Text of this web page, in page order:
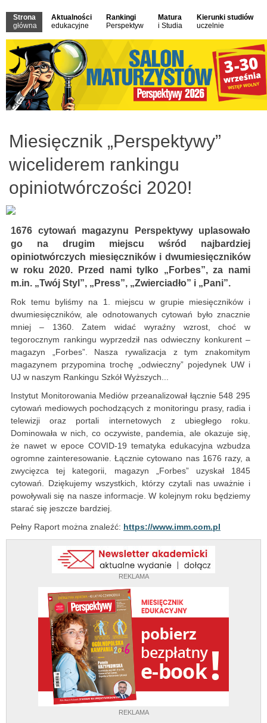
Strona
główna
Aktualności
edukacyjne
Rankingi
Perspektyw
Matura
i Studia
Kierunki studiów
uczelnie
REKLAMA
REKLAMA
Miesięcznik „Perspektywy”
wiceliderem rankingu
opiniotwórczości 2020!
1676 cytowań magazynu Perspektywy uplasowało
go na drugim miejscu wśród najbardziej
opiniotwórczych miesięczników i dwumiesięczników
w roku 2020. Przed nami tylko „Forbes”, za nami
m.in. „Twój Styl”, „Press”, „Zwierciadło” i „Pani”.
Rok temu byliśmy na 1. miejscu w grupie miesięczników i
dwumiesięczników, ale odnotowanych cytowań było znacznie
mniej – 1360. Zatem widać wyraźny wzrost, choć w
tegorocznym rankingu wyprzedził nas odwieczny konkurent –
magazyn „Forbes”. Nasza rywalizacja z tym znakomitym
magazynem przypomina trochę „odwieczny” pojedynek UW i
UJ w naszym Rankingu Szkół Wyższych...
Instytut Monitorowania Mediów przeanalizował łącznie 548 295
cytowań mediowych pochodzących z monitoringu prasy, radia i
telewizji oraz portali internetowych z ubiegłego roku.
Dominowała w nich, co oczywiste, pandemia, ale okazuje się,
że nawet w epoce COVID-19 tematyka edukacyjna wzbudza
ogromne zainteresowanie. Łącznie cytowano nas 1676 razy, a
zwycięzca tej kategorii, magazyn „Forbes” uzyskał 1845
cytowań. Dziękujemy wszystkich, którzy czytali nas uważnie i
powoływali się na nasze informacje. W kolejnym roku będziemy
starać się jeszcze bardziej.
Pełny Raport można znaleźć: https://www.imm.com.pl